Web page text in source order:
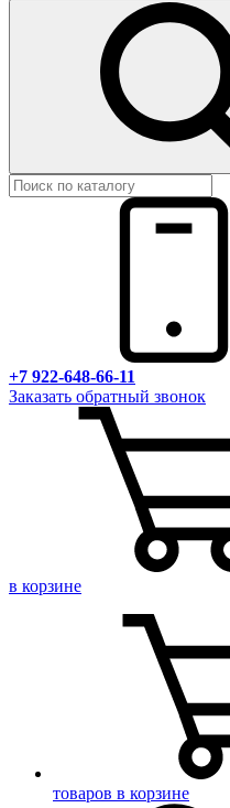
+7 922-648-66-11
Заказать обратный звонок
в корзине
товаров в корзине